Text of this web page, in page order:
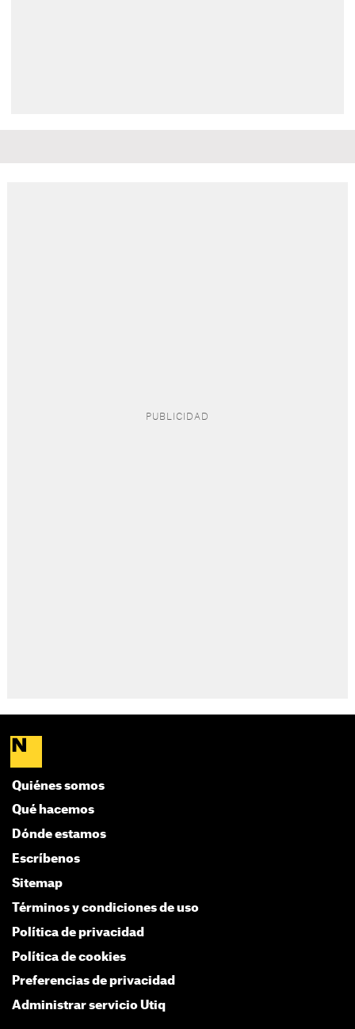
Quiénes somos
Qué hacemos
Dónde estamos
Escríbenos
Sitemap
Términos y condiciones de uso
Política de privacidad
Política de cookies
Preferencias de privacidad
Administrar servicio Utiq